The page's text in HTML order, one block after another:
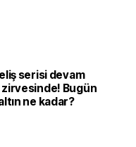
serisi devam
zirvesinde! Bugün
ne kadar?